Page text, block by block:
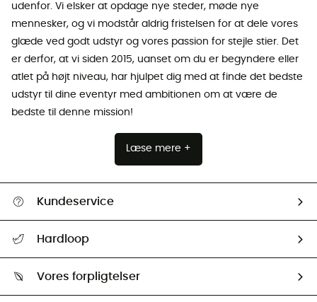
udenfor. Vi elsker at opdage nye steder, møde nye
mennesker, og vi modstår aldrig fristelsen for at dele vores
glæde ved godt udstyr og vores passion for stejle stier. Det
er derfor, at vi siden 2015, uanset om du er begyndere eller
atlet på højt niveau, har hjulpet dig med at finde det bedste
udstyr til dine eventyr med ambitionen om at være de
bedste til denne mission!
Læse mere +
Kundeservice
Returnering & Tilbagebetaling
Hardloop
Vores forpligtelser